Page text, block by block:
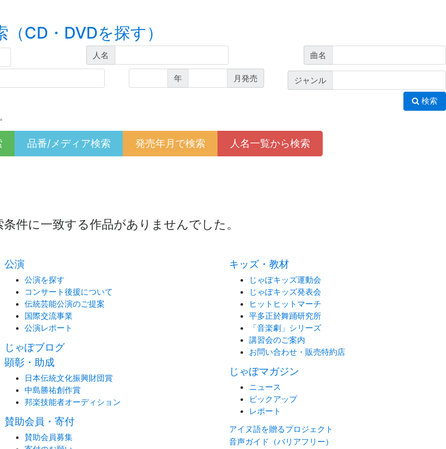
CD・DVDを探す）
人名 曲名
年 月発売 ジャンル
検索
品番/メディア検索 発売年月で検索 人名一覧から検索
条件に一致する作品がありませんでした。
公演
公演を探す
コンサート後援について
伝統芸能公演のご提案
国際交流事業
公演レポート
じゃぽブログ
顕彰・助成
日本伝統文化振興財団賞
中島勝祐創作賞
邦楽技能者オーディション
賛助会員・寄付
賛助会員募集
キッズ・教材
じゃぽキッズ運動会
じゃぽキッズ発表会
ヒットヒットマーチ
平多正於舞踊研究所
「音楽劇」シリーズ
講習会のご案内
お問い合わせ・販売特約店
じゃぽマガジン
ニュース
ピックアップ
レポート
アイヌ語を贈るプロジェクト
音声ガイド（バリアフリー）